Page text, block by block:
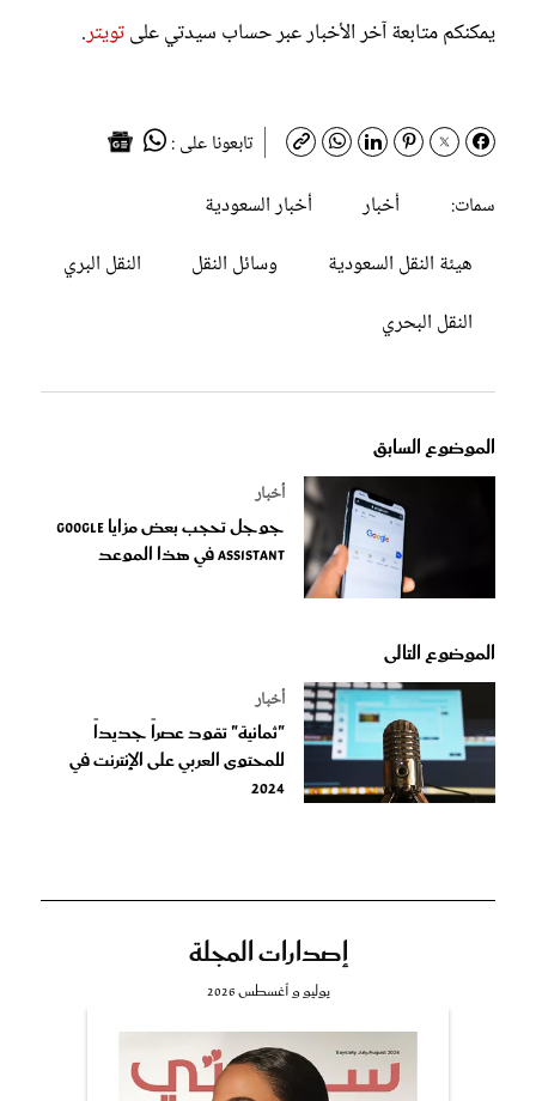
يمكنكم متابعة آخر الأخبار عبر حساب سيدتي علىتويتر.
تابعونا على :
سمات:
أخبار
أخبار السعودية
هيئة النقل السعودية
وسائل النقل
النقل البري
النقل البحري
الموضوع السابق
أخبار
جوجل تحجب بعض مزايا Google
Assistant في هذا الموعد
الموضوع التالى
أخبار
"ثمانية" تقود عصراً جديداً
للمحتوى العربي على الإنترنت في
2024
إصدارات المجلة
يوليو و أغسطس 2026